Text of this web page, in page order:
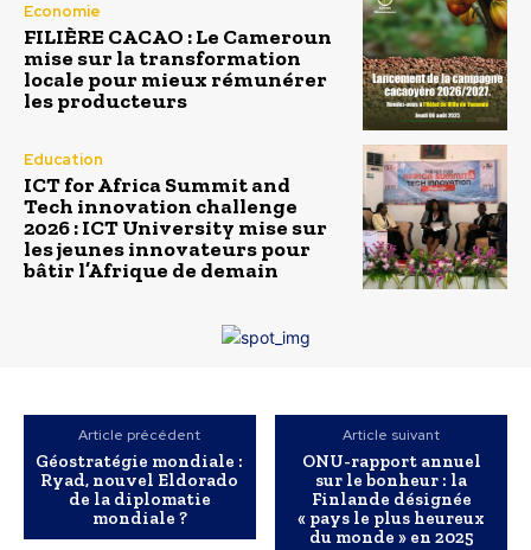
Economie
FILIÈRE CACAO : Le Cameroun
mise sur la transformation
locale pour mieux rémunérer
les producteurs
Education
ICT for Africa Summit and
Tech innovation challenge
2026 : ICT University mise sur
les jeunes innovateurs pour
bâtir l’Afrique de demain
Article précédent
Géostratégie mondiale :
Ryad, nouvel Eldorado
de la diplomatie
mondiale ?
Article suivant
ONU-rapport annuel
sur le bonheur : la
Finlande désignée
« pays le plus heureux
du monde » en 2025